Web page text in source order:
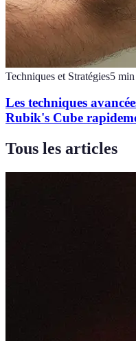
Techniques et Stratégies5 min
Les techniques
Rubik's Cube
Tous les articles